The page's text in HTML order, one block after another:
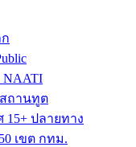
ถานทูต
15+ ปลายทาง
เขต กทม.